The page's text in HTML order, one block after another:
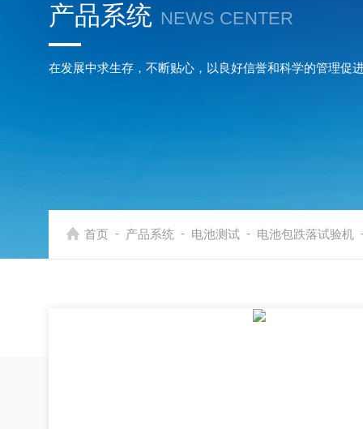
产品系统 NEWS CENTER
在发展中求生存，不断贴心，以良好信誉和科学的管理促
首页 - 产品系统 - 电池测试 - 电池包跌落试验机